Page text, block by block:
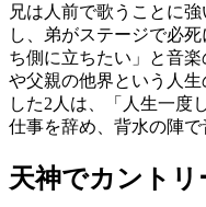
兄は人前で歌うことに
し、弟がステージで必
ち側に立ちたい」と音
や父親の他界という人
した2人は、「人生一度
仕事を辞め、背水の陣で
天神でカント